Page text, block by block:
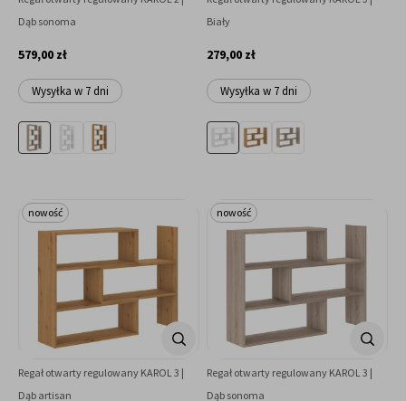
Dąb sonoma
579,00 zł
Wysyłka w 7 dni
Biały
279,00 zł
Wysyłka w 7 dni
Regał otwarty regulowany KAROL 3 |
Dąb artisan
nowość
Regał otwarty regulowany KAROL 3 |
Dąb sonoma
nowość